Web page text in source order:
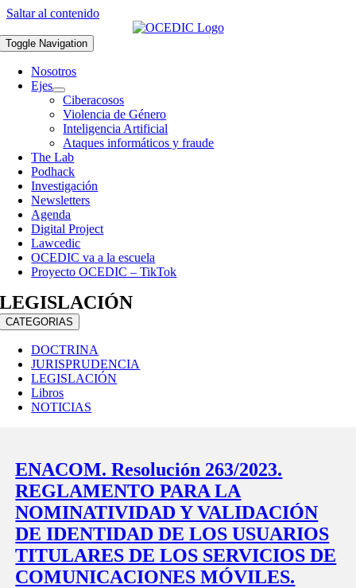
Saltar al contenido
Toggle Navigation
Nosotros
Ejes
Ciberacosos
Violencia de Género
Inteligencia Artificial
Ataques informáticos y fraude
The Lab
Podhack
Investigación
Newsletters
Agenda
Digital Project
Lawcedic
OCEDIC va a la escuela
Proyecto OCEDIC – TikTok
LEGISLACIÓN
CATEGORIAS
DOCTRINA
JURISPRUDENCIA
LEGISLACIÓN
Libros
NOTICIAS
ENACOM. Resolución 263/2023.
REGLAMENTO PARA LA
NOMINATIVIDAD Y VALIDACIÓN
DE IDENTIDAD DE LOS USUARIOS
TITULARES DE LOS SERVICIOS DE
COMUNICACIONES MÓVILES.